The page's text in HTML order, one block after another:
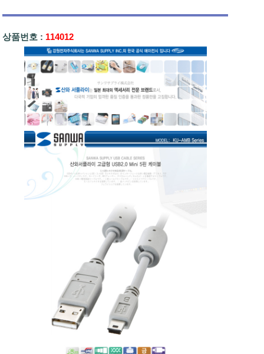
상품번호 : 114012